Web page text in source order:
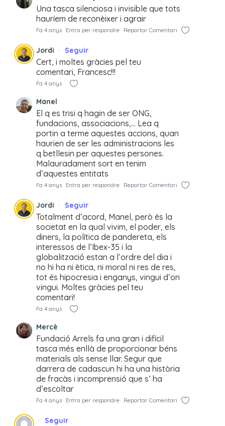
Una tasca silenciosa i invisible que tots
hauríem de reconèixer i agrair
Fa 4 anys Entra per respondre Reportar Comentari
Jordi Seguir
Cert, i moltes gràcies pel teu
comentari, Francesc!!!
Fa 4 anys
Manel
El q es trisi q hagin de ser ONG,
fundacions, associacions,… Lea q
portin a terme aquestes accions, quan
haurien de ser les administracions les
q betllesin per aquestes persones.
Malauradament sort en tenim
d’aquestes entitats
Fa 4 anys Entra per respondre Reportar Comentari
Jordi Seguir
Totalment d’acord, Manel, però és la
societat en la qual vivim, el poder, els
diners, la política de pandereta, els
interessos de l’Ibex-35 i la
globalització estan a l’ordre del dia i
no hi ha ni ètica, ni moral ni res de res,
tot és hipocresia i enganys, vingui d’on
vingui. Moltes gràcies pel teu
comentari!
Fa 4 anys
Mercè
Fundació Arrels fa una gran i difícil
tasca més enllà de proporcionar béns
materials als sense llar. Segur que
darrera de cadascun hi ha una història
de fracàs i incomprensió que s’ ha
d’escoltar
Fa 4 anys Entra per respondre Reportar Comentari
Seguir